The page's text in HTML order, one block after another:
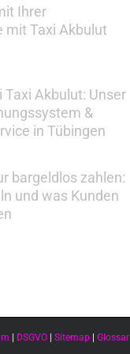
Ihrer
mit Taxi Akbulut
Taxi Akbulut: Unser
&
in Tübingen
bargeldlos zahlen:
und was Kunden
DSGVO Sitemap Glossar